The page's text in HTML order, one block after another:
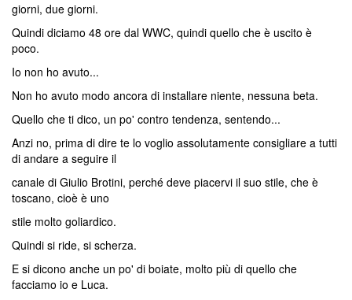
giorni, due giorni.
Quindi diciamo 48 ore dal WWC, quindi quello che è uscito è
poco.
Io non ho avuto...
Non ho avuto modo ancora di installare niente, nessuna beta.
Quello che ti dico, un po' contro tendenza, sentendo...
Anzi no, prima di dire te lo voglio assolutamente consigliare a tutti
di andare a seguire il
canale di Giulio Brotini, perché deve piacervi il suo stile, che è
toscano, cioè è uno
stile molto goliardico.
Quindi si ride, si scherza.
E si dicono anche un po' di boiate, molto più di quello che
facciamo io e Luca.